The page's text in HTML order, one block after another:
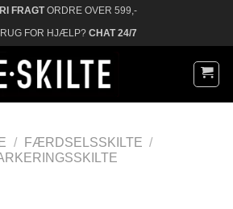
FRAGTORDRE OVER 599,-
FOR HJÆLP? CHAT 24/7
/ FÆRDSELSSKILTE /